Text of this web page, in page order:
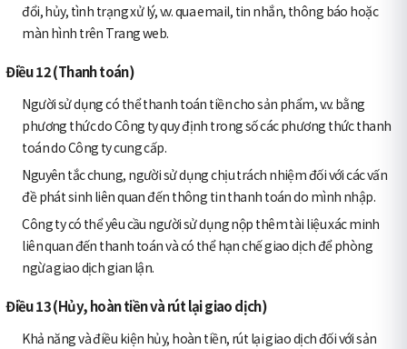
đổi, hủy, tình trạng xử lý, v.v. qua email, tin nhắn, thông báo hoặc
màn hình trên Trang web.
Điều 12 (Thanh toán)
Người sử dụng có thể thanh toán tiền cho sản phẩm, v.v. bằng
phương thức do Công ty quy định trong số các phương thức thanh
toán do Công ty cung cấp.
Nguyên tắc chung, người sử dụng chịu trách nhiệm đối với các vấn
đề phát sinh liên quan đến thông tin thanh toán do mình nhập.
Công ty có thể yêu cầu người sử dụng nộp thêm tài liệu xác minh
liên quan đến thanh toán và có thể hạn chế giao dịch để phòng
ngừa giao dịch gian lận.
Điều 13 (Hủy, hoàn tiền và rút lại giao dịch)
Khả năng và điều kiện hủy, hoàn tiền, rút lại giao dịch đối với sản